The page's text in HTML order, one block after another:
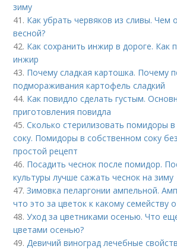
зиму
41. Как убрать червяков из сливы. Чем
весной?
42. Как сохранить инжир в дороге. Как
инжир
43. Почему сладкая картошка. Почему
подмораживания картофель сладкий
44. Как повидло сделать густым.
приготовления повидла
45.Сколько стерилизовать помидоры
соку. Помидоры в собственном соку
простой рецепт
46. Посадить чеснок после помидор.
культуры лучше сажать чеснок на зиму
47.Зимовка пеларгонии ампельной.
что это за цветок к какому семейству
48.Уход за цветниками осенью. Что
цветами осенью?
49.Девичий виноград лечебные